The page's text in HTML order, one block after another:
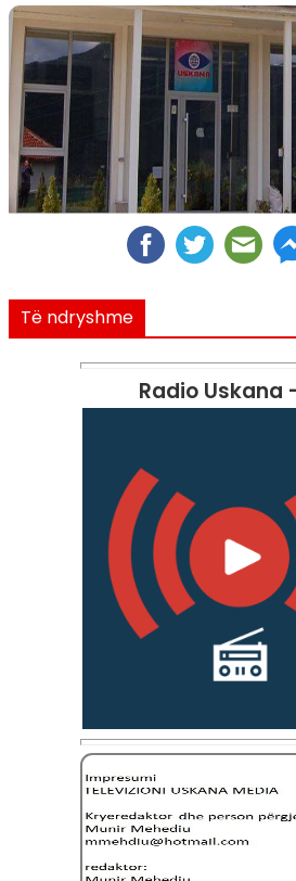
Të ndryshme
Radio Uskana